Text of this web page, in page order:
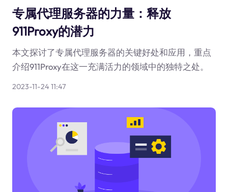
专属代理服务器的力量：释放
911Proxy的潜力
本文探讨了专属代理服务器的关键好处和应用，重点
介绍911Proxy在这一充满活力的领域中的独特之处。
2023-11-24 11:47